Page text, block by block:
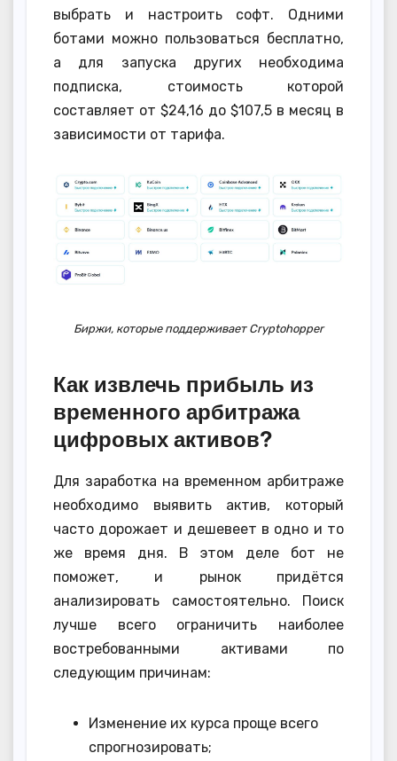
выбрать и настроить софт. Одними
ботами можно пользоваться бесплатно,
а для запуска других необходима
подписка, стоимость которой
составляет от $24,16 до $107,5 в месяц в
зависимости от тарифа.
Биржи, которые поддерживает Cryptohopper
Как извлечь прибыль из
временного арбитража
цифровых активов?
Для заработка на временном арбитраже
необходимо выявить актив, который
часто дорожает и дешевеет в одно и то
же время дня. В этом деле бот не
поможет, и рынок придётся
анализировать самостоятельно. Поиск
лучше всего ограничить наиболее
востребованными активами по
следующим причинам:
Изменение их курса проще всего
спрогнозировать;